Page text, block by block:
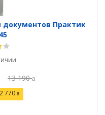
Практик
13 190
2 770